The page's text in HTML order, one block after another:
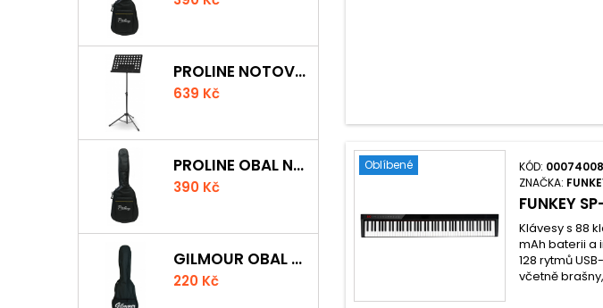
PROLINE NOTOVÝ PULT ODLEHČENÝ
639 Kč
PROLINE OBAL NA KLASICKOU KYTARU S 5 MM POLSTROVÁNÍM
390 Kč
GILMOUR OBAL NA UKULELE CONCERT
220 Kč
Oblíbené KÓD: 00074008
ZNAČKA:
FUNKEY
Klávesy s 88
mAh baterii a
128 rytmů
včetně